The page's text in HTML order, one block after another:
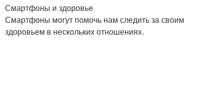
Смартфоны и здоровье
Смартфоны могут помочь нам следить за своим
здоровьем в нескольких отношениях.